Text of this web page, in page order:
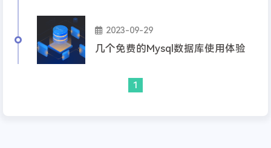
2023-09-29
几个免费的Mysql数据库使用体验
1